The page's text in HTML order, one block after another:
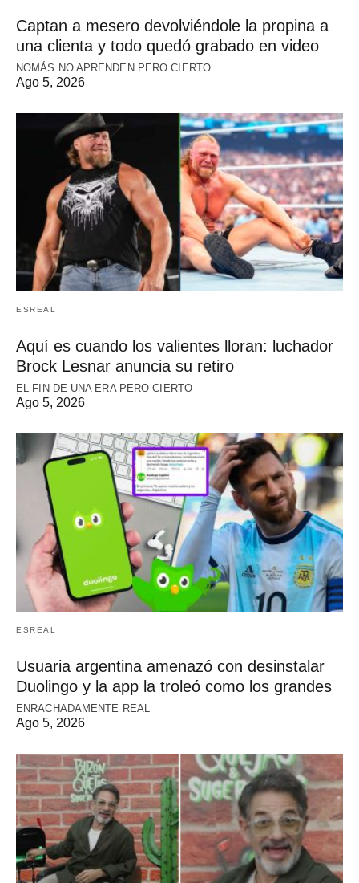
Captan a mesero devolviéndole la propina a
una clienta y todo quedó grabado en video
NOMÁS NO APRENDEN PERO CIERTO
Ago 5, 2026
ESREAL
Aquí es cuando los valientes lloran: luchador
Brock Lesnar anuncia su retiro
EL FIN DE UNA ERA PERO CIERTO
Ago 5, 2026
ESREAL
Usuaria argentina amenazó con desinstalar
Duolingo y la app la troleó como los grandes
ENRACHADAMENTE REAL
Ago 5, 2026